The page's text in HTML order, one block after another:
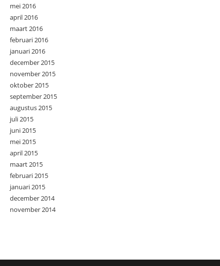
mei 2016
april 2016
maart 2016
februari 2016
januari 2016
december 2015
november 2015
oktober 2015
september 2015
augustus 2015
juli 2015
juni 2015
mei 2015
april 2015
maart 2015
februari 2015
januari 2015
december 2014
november 2014